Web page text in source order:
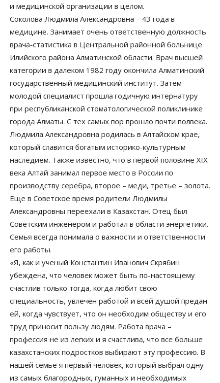
и медицинской организации в целом.
Соколова Людмила Александровна – 43 года в
медицине. Занимает очень ответственную должность
врача-статистика в Центральной районной больнице
Илийского района Алматинской области. Врач высшей
категории в далеком 1982 году окончила Алматинский
государственный медицинский институт. Затем
молодой специалист прошла годичную интернатуру
при республиканской стоматологической поликлинике
города Алматы. С тех самых пор прошло почти полвека.
Людмила Александровна родилась в Алтайском крае,
который славится богатым историко-культурным
наследием. Также известно, что в первой половине ХIХ
века Алтай занимал первое место в России по
производству серебра, второе – меди, третье – золота.
Еще в Советское время родители Людмилы
Александровны переехали в Казахстан. Отец был
Советским инженером и работал в области энергетики.
Семья всегда понимала о важности и ответственности
его работы.
«Я, как и ученый Константин Иванович Скрябин
убеждена, что человек может быть по-настоящему
счастлив только тогда, когда любит свою
специальность, увлечен работой и всей душой предан
ей, когда чувствует, что он необходим обществу и его
труд приносит пользу людям. Работа врача –
профессия не из легких и я счастлива, что все больше
казахстанских подростков выбирают эту профессию. В
нашей семье я первый человек, который выбрал одну
из самых благородных, гуманных и необходимых